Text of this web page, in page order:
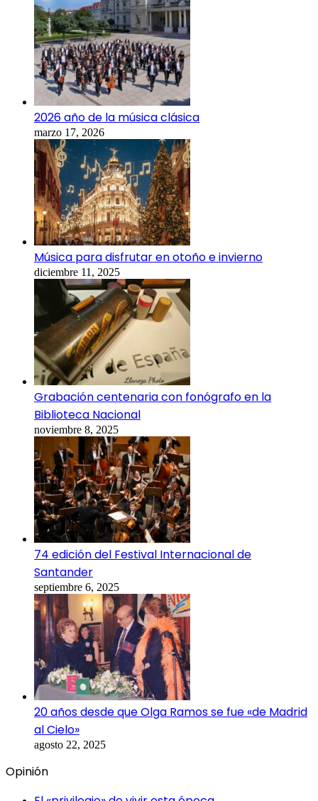
2026 año de la música clásica
marzo 17, 2026
Música para disfrutar en otoño e invierno
diciembre 11, 2025
Grabación centenaria con fonógrafo en la
Biblioteca Nacional
noviembre 8, 2025
74 edición del Festival Internacional de
Santander
septiembre 6, 2025
20 años desde que Olga Ramos se fue «de Madrid
al Cielo»
agosto 22, 2025
Opinión